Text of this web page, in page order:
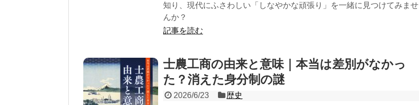
知り、現代にふさわしい「しなやかな頑張り」を一緒に見つけてみませ
んか？
記事を読む
士農工商の由来と意味｜本当は差別がなかっ
た？消えた身分制の謎
2026/6/23
歴史